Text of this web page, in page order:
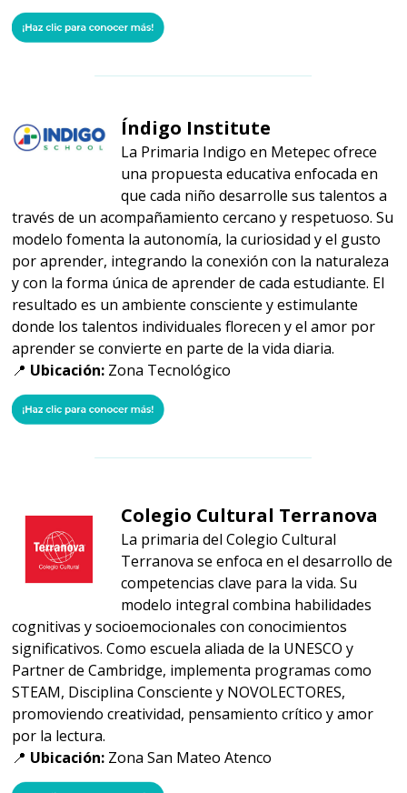
Índigo Institute
La Primaria Indigo en Metepec ofrece
una propuesta educativa enfocada en
que cada niño desarrolle sus talentos a
través de un acompañamiento cercano y respetuoso. Su
modelo fomenta la autonomía, la curiosidad y el gusto
por aprender, integrando la conexión con la naturaleza
y con la forma única de aprender de cada estudiante. El
resultado es un ambiente consciente y estimulante
donde los talentos individuales florecen y el amor por
aprender se convierte en parte de la vida diaria.
📍 Ubicación: Zona Tecnológico
Colegio Cultural Terranova
La primaria del Colegio Cultural
Terranova se enfoca en el desarrollo de
competencias clave para la vida. Su
modelo integral combina habilidades
cognitivas y socioemocionales con conocimientos
significativos. Como escuela aliada de la UNESCO y
Partner de Cambridge, implementa programas como
STEAM, Disciplina Consciente y NOVOLECTORES,
promoviendo creatividad, pensamiento crítico y amor
por la lectura.
📍 Ubicación: Zona San Mateo Atenco